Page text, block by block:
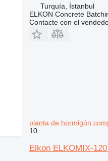
Turquía, İstanbul
ELKON Concrete
Contacte con el
planta de hormigón
10
Elkon ELKOMIX-